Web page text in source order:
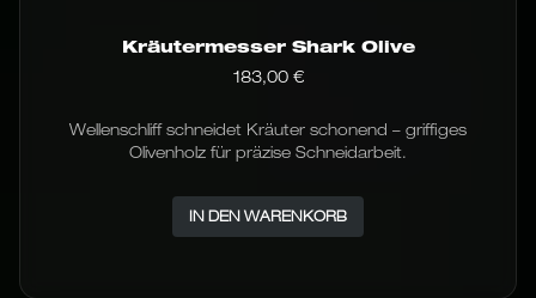
Kräutermesser Shark Olive
183,00 €
Wellenschliff schneidet Kräuter schonend – griffiges
Olivenholz für präzise Schneidarbeit.
IN DEN WARENKORB